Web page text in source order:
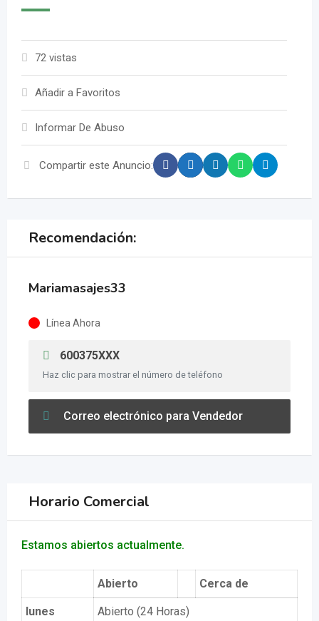
72 vistas
Añadir a Favoritos
Informar De Abuso
Compartir este Anuncio:
Recomendación:
Mariamasajes33
Línea Ahora
600375XXX
Haz clic para mostrar el número de teléfono
Correo electrónico para Vendedor
Horario Comercial
Estamos abiertos actualmente.
Abierto Cerca de
lunes Abierto (24 Horas)